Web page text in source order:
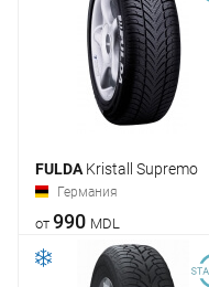
FULDAKristall Supremo
Германия
от 990 MDL